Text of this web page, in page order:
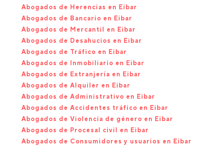
Abogados de Herencias en Eibar
Abogados de Bancario en Eibar
Abogados de Mercantil en Eibar
Abogados de Desahucios en Eibar
Abogados de Tráfico en Eibar
Abogados de Inmobiliario en Eibar
Abogados de Extranjería en Eibar
Abogados de Alquiler en Eibar
Abogados de Administrativo en Eibar
Abogados de Accidentes tráfico en Eibar
Abogados de Violencia de género en Eibar
Abogados de Procesal civil en Eibar
Abogados de Consumidores y usuarios en Eibar